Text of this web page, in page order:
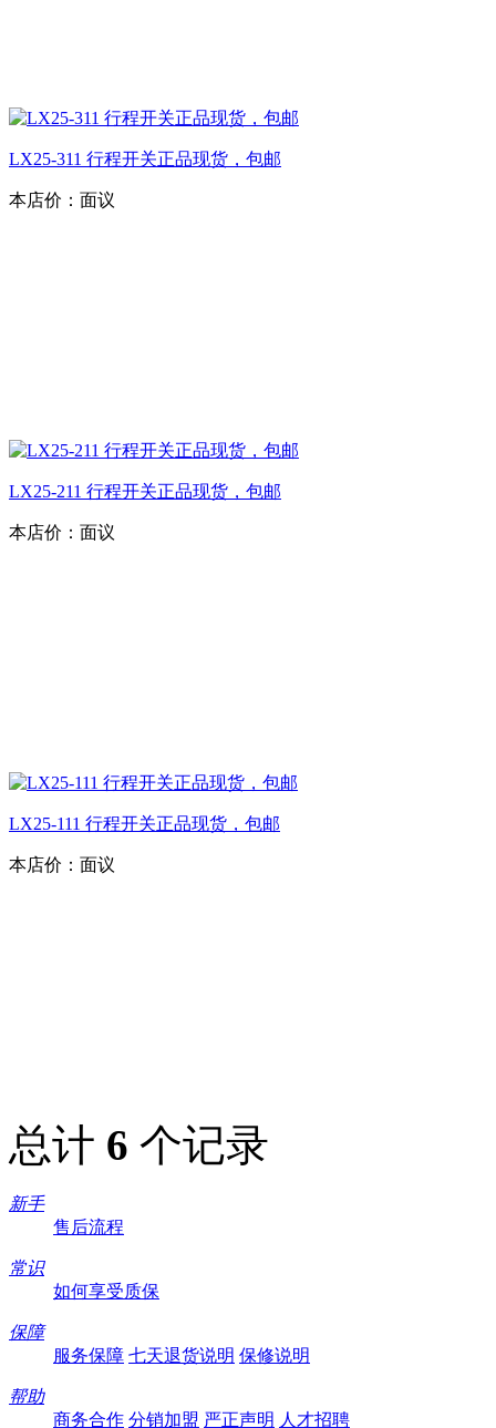
LX25-311 行程开关正品现货，包邮
本店价： 面议
LX25-211 行程开关正品现货，包邮
本店价： 面议
LX25-111 行程开关正品现货，包邮
本店价： 面议
总计 6 个记录
新手
售后流程
常识
如何享受质保
保障
服务保障 七天退货说明 保修说明
帮助
商务合作 分销加盟 严正声明 人才招聘